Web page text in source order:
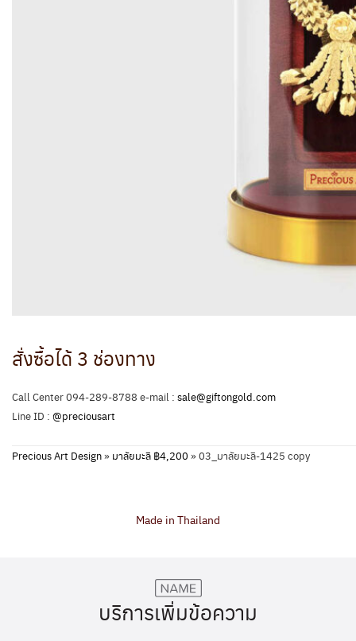
สั่งซื้อได้ 3 ช่องทาง
Call Center 094-289-8788 e-mail : sale@giftongold.com
Line ID : @preciousart
Precious Art Design» มาลัยมะลิ ฿4,200 »03_มาลัยมะลิ-1425 copy
Made in Thailand
บริการเพิ่มข้อความ